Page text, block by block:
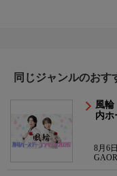
同じジャンルのおす
風輪
内ホ
8月6